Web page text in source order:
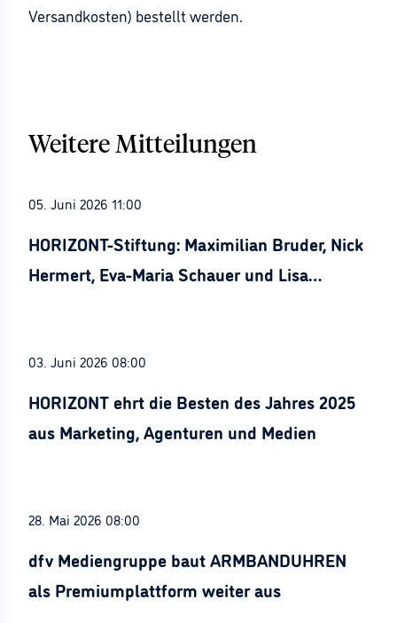
Versandkosten) bestellt werden.
Weitere Mitteilungen
05. Juni 2026 11:00
HORIZONT-Stiftung: Maximilian Bruder, Nick
Hermert, Eva-Maria Schauer und Lisa
03. Juni 2026 08:00
HORIZONT ehrt die Besten des Jahres 2025
aus Marketing, Agenturen und Medien
28. Mai 2026 08:00
dfv Mediengruppe baut ARMBANDUHREN
als Premiumplattform weiter aus